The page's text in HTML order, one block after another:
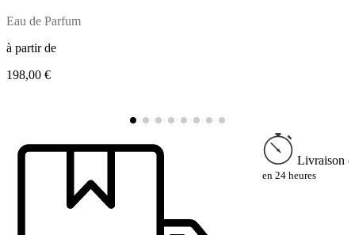
Eau de Parfum
à partir de
198,00 €
Livraison
en 24 heures